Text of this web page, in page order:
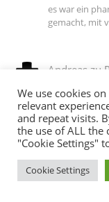
es war ein
gemacht, mit
Andreas zu
06/07/2025
DJ T Ein Dank
haben :-))
martina icks
We use cookies
relevant
and repeat visits.
the use of ALL the
"Cookie Settings"
Cookie Settings